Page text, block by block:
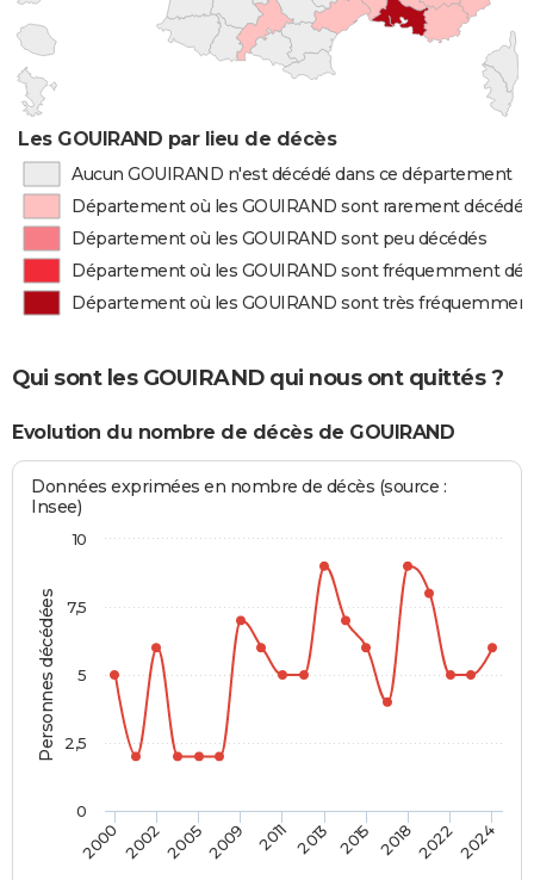
Les GOUIRAND par lieu de décès
Aucun GOUIRAND n'est décédé dans ce département
Département où les GOUIRAND sont rarement décédés
Département où les GOUIRAND sont peu décédés
Département où les GOUIRAND sont fréquemment
Département où les GOUIRAND sont très
Qui sont les GOUIRAND qui nous ont quittés ?
Evolution du nombre de décès de GOUIRAND
Personnes décédées
Données exprimées en nombre de décès (source :
Insee)
2000 200220052009 2011 2013 2015 201820222024
0
10
2,5
5
7,5